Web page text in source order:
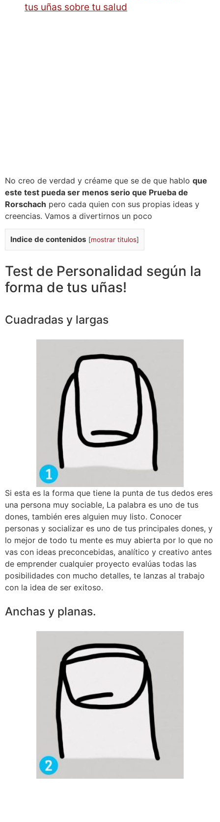
tus uñas sobre tu salud
No creo de verdad y créame que se de que hablo que
este test pueda ser menos serio que Prueba de
Rorschach pero cada quien con sus propias ideas y
creencias. Vamos a divertirnos un poco
Indice de contenidos [mostrar titulos]
Test de Personalidad según la
forma de tus uñas!
Cuadradas y largas
Si esta es la forma que tiene la punta de tus dedos eres
una persona muy sociable, La palabra es uno de tus
dones, también eres alguien muy listo. Conocer
personas y socializar es uno de tus principales dones, y
lo mejor de todo tu mente es muy abierta por lo que no
vas con ideas preconcebidas, analítico y creativo antes
de emprender cualquier proyecto evalúas todas las
posibilidades con mucho detalles, te lanzas al trabajo
con la idea de ser exitoso.
Anchas y planas.